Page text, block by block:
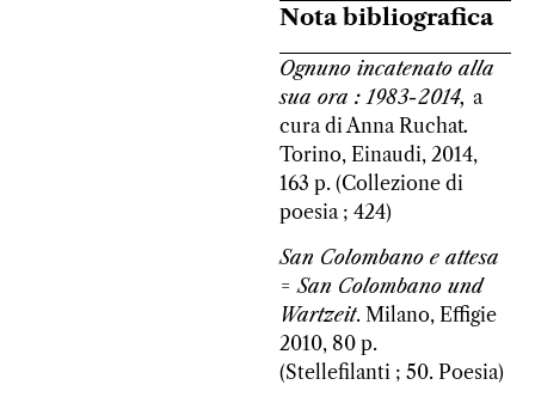
Nota bibliografica
Ognuno incatenato alla
sua ora : 1983-2014, a
cura di Anna Ruchat.
Torino, Einaudi, 2014,
163 p. (Collezione di
poesia ; 424)
San Colombano e attesa
= San Colombano und
Wartzeit. Milano, Effigie
2010, 80 p.
(Stellefilanti ; 50. Poesia)